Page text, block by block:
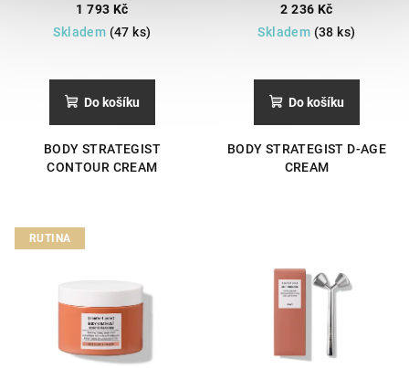
1 793 Kč
Skladem (47 ks)
Do košíku
BODY STRATEGIST
CONTOUR CREAM
2 236 Kč
Skladem (38 ks)
Do košíku
BODY STRATEGIST D-AGE
CREAM
RUTINA